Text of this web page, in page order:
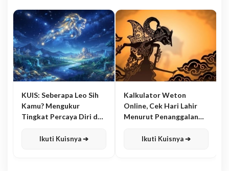
KUIS: Seberapa Leo Sih
Kamu? Mengukur
Tingkat Percaya Diri dan
Ikuti Kuisnya ➔
Kalkulator Weton
Online, Cek Hari Lahir
Menurut Penanggalan
Ikuti Kuisnya ➔